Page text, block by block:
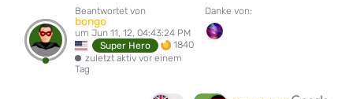
Beantwortet von
bongo
um Jun 11, 12, 04:43:24 PM
Super Hero
1840
zuletzt aktiv vor einem
Tag
Danke von: